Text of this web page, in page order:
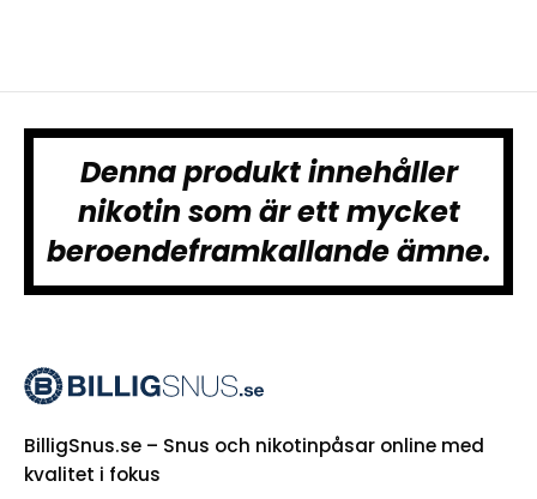
Denna produkt innehåller
nikotin som är ett mycket
beroendeframkallande ämne.
BilligSnus.se – Snus och nikotinpåsar online med
kvalitet i fokus